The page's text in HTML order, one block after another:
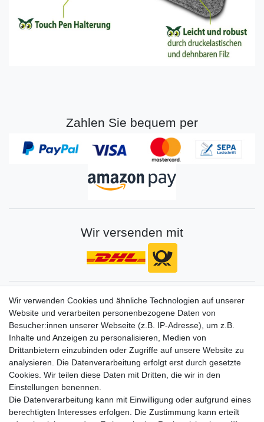
Zahlen Sie bequem per
Wir versenden mit
Gerne halten wir sie auf dem Laufenden
VORNAME NACHNAME
Newsletter
Honig
Hiermit bestätige ich, dass ich dieDaten­schutz­erklärunggelesen habe. Meine
Einwilligung kann ich jederzeit widerrufen.**
Abonnieren
Wir verwenden Cookies und ähnliche Technologien auf unserer
Website und verarbeiten personenbezogene Daten von
Besucher:innen unserer Webseite (z.B. IP-Adresse), um z.B.
Inhalte und Anzeigen zu personalisieren, Medien von
Drittanbietern einzubinden oder Zugriffe auf unsere Website zu
analysieren. Die Datenverarbeitung erfolgt erst durch gesetzte
Cookies. Wir teilen diese Daten mit Dritten, die wir in den
Einstellungen benennen.
Die Datenverarbeitung kann mit Einwilligung oder aufgrund eines
berechtigten Interesses erfolgen. Die Zustimmung kann erteilt